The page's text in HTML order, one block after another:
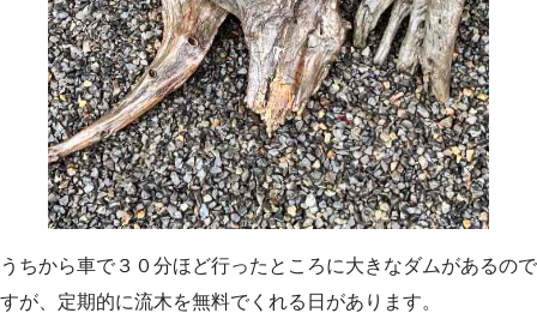
うちから車で３０分ほど行ったところに大きなダムがあるので
すが、定期的に流木を無料でくれる日があります。